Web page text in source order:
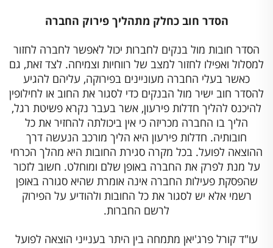
הסדר חוב כחלק מתהליך פירוק החברה
הסדר חובות מול בנקים לחברות יכול לאפשר לחברה לחזור
למסלול ואפילו לחזור למצב של רווחיות וצמיחה. לצד זאת, גם
כאשר בעלי החברה מעוניינים בפירוקה, עליהם להגיע
להסדר חוב ישיר מול הבנקים כדי לסגור את החוב או לחילופין
להיכנס להליך חדלות פירעון, אשר בעבר נקרא פשיטת רגל,
הליך בו החברה מכריזה כי אין ביכולתה להחזיר את כל
חובותיה. חדלות פירעון היא הליך מורכב הנעשה דרך
ההוצאה לפועל. בכל מקרה סגירת החובות היא מהלך הכרחי
על מנת לפרק את החברה באופן שלם ומוחלט. חשוב לזכור
שהפסקת פעילות החברה אינה אומרת שהיא סגורה באופן
רשמי אלא יש לסגור את כל החובות ולהודיע על הפירוק
לרשם החברות.
עו"ד קורל פרג'יאן מתמחה בין היתר בענייני הוצאה לפועל